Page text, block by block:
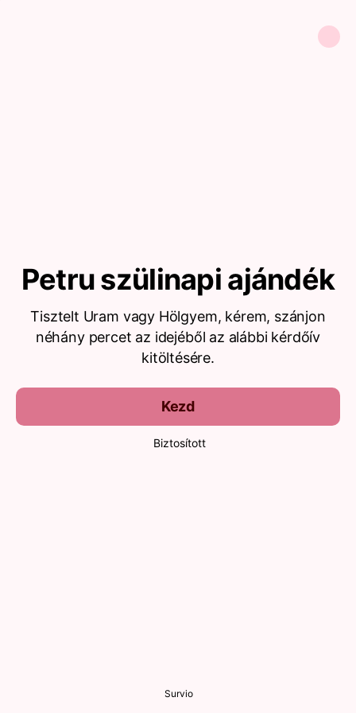
Petru szülinapi ajándék
Tisztelt Uram vagy Hölgyem, kérem, szánjon
néhány percet az idejéből az alábbi kérdőív
kitöltésére.
Kezd
Biztosított
Survio